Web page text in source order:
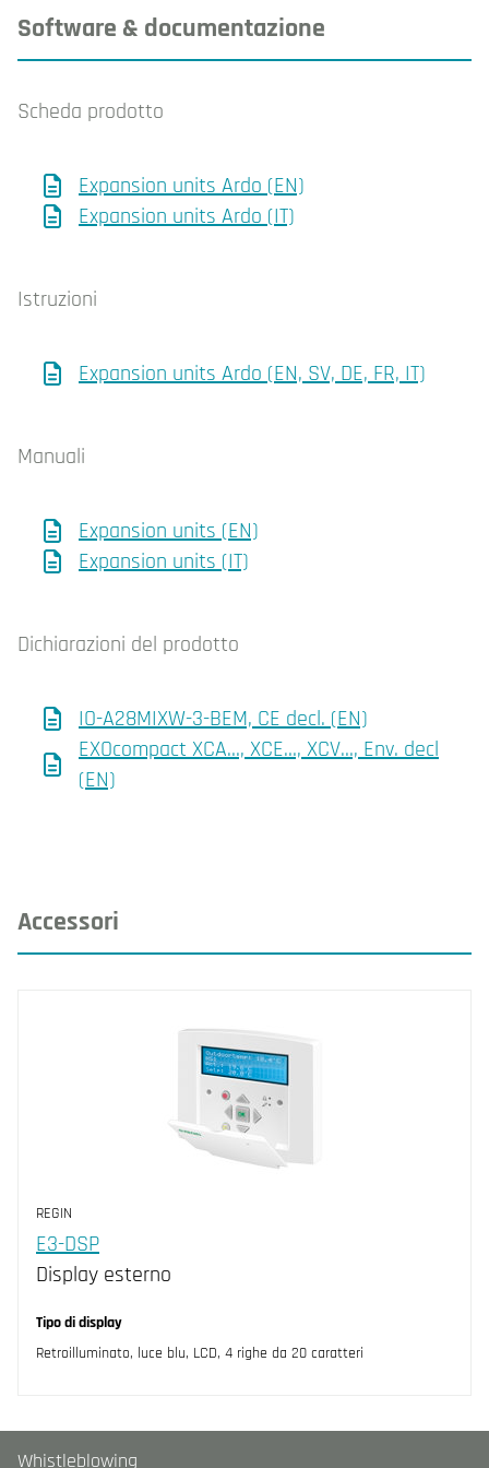
Software & documentazione
Scheda prodotto
Expansion units Ardo (EN)
Expansion units Ardo (IT)
Istruzioni
Expansion units Ardo (EN, SV, DE, FR, IT)
Manuali
Expansion units (EN)
Expansion units (IT)
Dichiarazioni del prodotto
IO-A28MIXW-3-BEM, CE decl. (EN)
EXOcompact XCA…, XCE…, XCV…, Env. decl
(EN)
Accessori
REGIN
E3-DSP
Display esterno
Tipo di display
Retroilluminato, luce blu, LCD, 4 righe da 20 caratteri
Whistleblowing